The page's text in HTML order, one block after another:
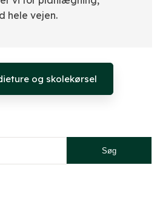
hele vejen.
og skolekørsel